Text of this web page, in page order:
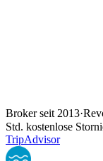
Broker seit 2013·
Std. kostenlose
TripAdvisor